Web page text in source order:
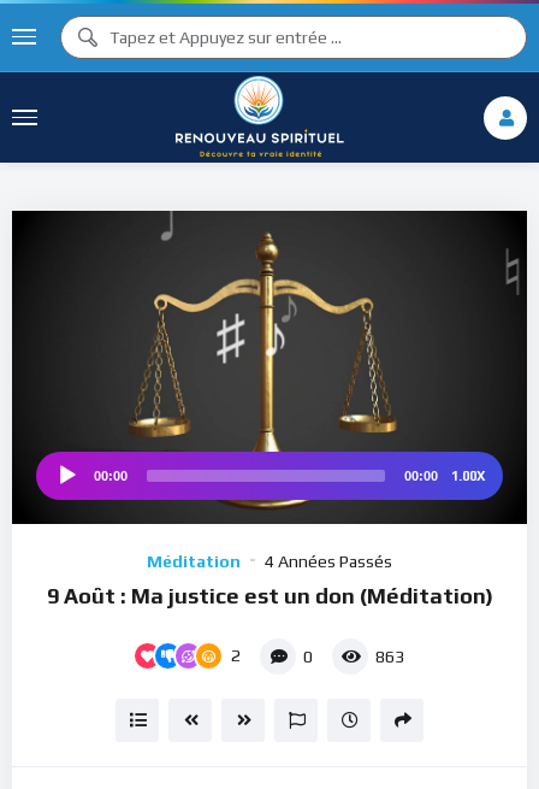
♫ ♩
♩
♯ ♪
♫
00:00 00:00 1.00X
Méditation 4 Années Passés
9 Août : Ma justice est un don (Méditation)
2 0 863